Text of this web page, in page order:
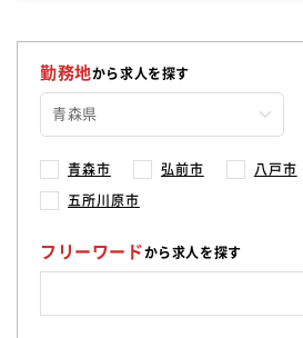
勤務地から求人を探す
青森市 弘前市 八戸市
五所川原市
フリーワードから求人を探す